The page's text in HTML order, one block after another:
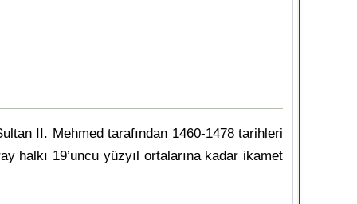
II. Mehmed tarafından 1460-1478 tarihleri
halkı 19’uncu yüzyıl ortalarına kadar ikamet